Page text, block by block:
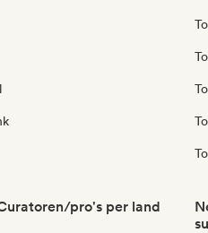
pro's per land